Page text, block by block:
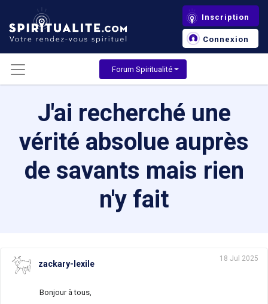
Inscription
Connexion
Forum Spiritualité
J'ai recherché une
vérité absolue auprès
de savants mais rien
n'y fait
zackary-lexile
18 Jul 2025
Bonjour à tous,